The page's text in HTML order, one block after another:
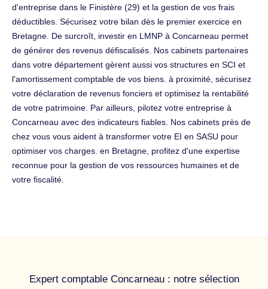
d'entreprise dans le Finistère (29) et la gestion de vos frais
déductibles. Sécurisez votre bilan dès le premier exercice en
Bretagne. De surcroît, investir en LMNP à Concarneau permet
de générer des revenus défiscalisés. Nos cabinets partenaires
dans votre département gèrent aussi vos structures en SCI et
l'amortissement comptable de vos biens. à proximité, sécurisez
votre déclaration de revenus fonciers et optimisez la rentabilité
de votre patrimoine. Par ailleurs, pilotez votre entreprise à
Concarneau avec des indicateurs fiables. Nos cabinets près de
chez vous vous aident à transformer votre EI en SASU pour
optimiser vos charges. en Bretagne, profitez d'une expertise
reconnue pour la gestion de vos ressources humaines et de
votre fiscalité.
Expert comptable Concarneau : notre sélection